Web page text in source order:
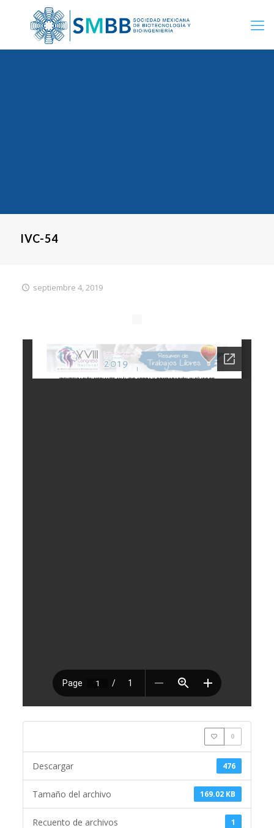
IVC-54
septiembre 4, 2019
0
476
Descargar
169.02 KB
Tamaño del archivo
1
Recuento de archivos